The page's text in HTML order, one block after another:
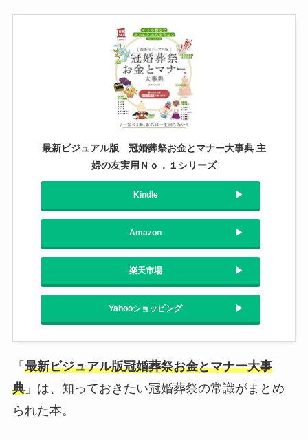
最新ビジュアル版 冠婚葬祭お金とマナー大事典 主
婦の友実用Ｎｏ．１シリーズ
Kindle
Amazon
楽天市場
Yahooショッピング
「 最新ビジュアル版冠婚葬祭お金とマナー大事
典」は、知っておきたい冠婚葬祭の常識がまとめ
られた本。